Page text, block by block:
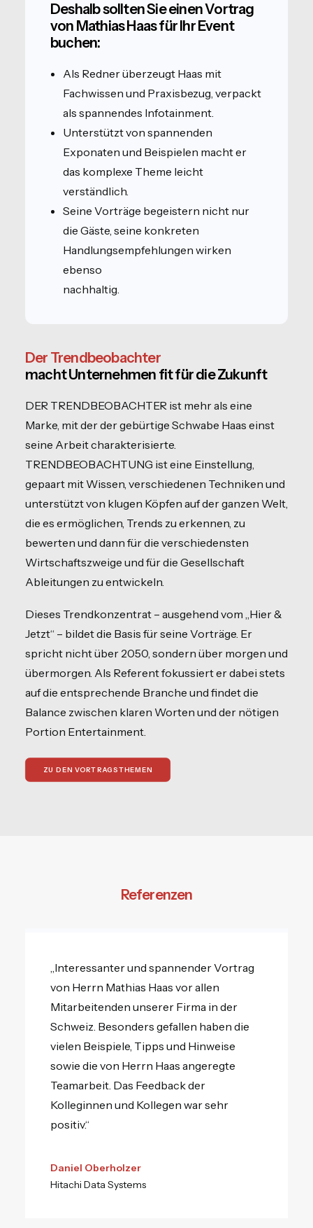
Deshalb sollten Sie einen Vortrag
von Mathias Haas für Ihr Event
buchen:
Als Redner überzeugt Haas mit
Fachwissen und Praxisbezug, verpackt
als spannendes Infotainment.
Unterstützt von spannenden
Exponaten und Beispielen macht er
das komplexe Theme leicht
verständlich.
Seine Vorträge begeistern nicht nur
die Gäste, seine konkreten
Handlungsempfehlungen wirken
ebenso
nachhaltig.
Der Trendbeobachter
macht Unternehmen fit für die Zukunft
DER TRENDBEOBACHTER ist mehr als eine
Marke, mit der der gebürtige Schwabe Haas einst
seine Arbeit charakterisierte.
TRENDBEOBACHTUNG ist eine Einstellung,
gepaart mit Wissen, verschiedenen Techniken und
unterstützt von klugen Köpfen auf der ganzen Welt,
die es ermöglichen, Trends zu erkennen, zu
bewerten und dann für die verschiedensten
Wirtschaftszweige und für die Gesellschaft
Ableitungen zu entwickeln.
Dieses Trendkonzentrat – ausgehend vom „Hier &
Jetzt“ – bildet die Basis für seine Vorträge. Er
spricht nicht über 2050, sondern über morgen und
übermorgen. Als Referent fokussiert er dabei stets
auf die entsprechende Branche und findet die
Balance zwischen klaren Worten und der nötigen
Portion Entertainment.
ZU DEN VORTRAGSTHEMEN
Referenzen
„Interessanter und spannender Vortrag
von Herrn Mathias Haas vor allen
Mitarbeitenden unserer Firma in der
Schweiz. Besonders gefallen haben die
vielen Beispiele, Tipps und Hinweise
sowie die von Herrn Haas angeregte
Teamarbeit. Das Feedback der
Kolleginnen und Kollegen war sehr
positiv.“
Daniel Oberholzer
Hitachi Data Systems